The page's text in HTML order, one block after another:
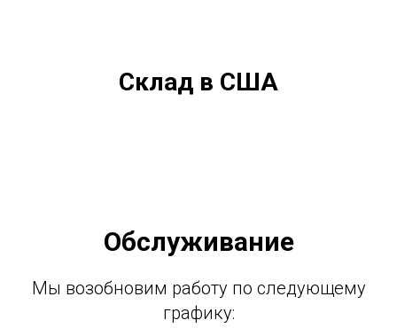
Склад в США
Обслуживание
Мы возобновим работу по следующему
графику: